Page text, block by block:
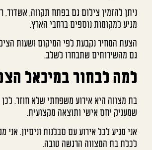
ניתן להזמין צילום גם בפתח תקווה, אשדוד,
מגיע למקומות נוספים ברחבי הארץ.
הצעת המחיר נקבעת לפי המיקום ושעות
גם מהשירותים שתבחרו לשלב.
למה לבחור במיכאל
בת מצווה היא אירוע משפחתי שלא חוזר.
שמעניק יחס אישי ותוצאה מקצועית.
אני מגיע לכל אירוע עם סבלנות וניסיון. אני
לכלת בת המצווה הרגשה טובה.